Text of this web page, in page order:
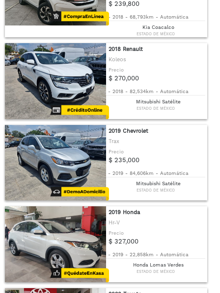
$ 239,800
- 2018 - 68,793km - Automática
Kia Coacalco
ESTADO DE MÉXICO
2018 Renault
Koleos
Precio
$ 270,000
- 2018 - 82,534km - Automática
Mitsubishi Satélite
ESTADO DE MÉXICO
2019 Chevrolet
Trax
Precio
$ 235,000
- 2019 - 84,606km - Automática
Mitsubishi Satélite
ESTADO DE MÉXICO
2019 Honda
Hr-V
Precio
$ 327,000
- 2019 - 22,858km - Automática
Honda Lomas Verdes
ESTADO DE MÉXICO